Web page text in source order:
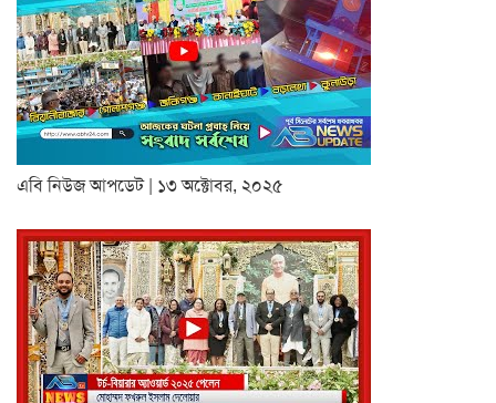
এবি নিউজ আপডেট | ১৩ অক্টোবর, ২০২৫